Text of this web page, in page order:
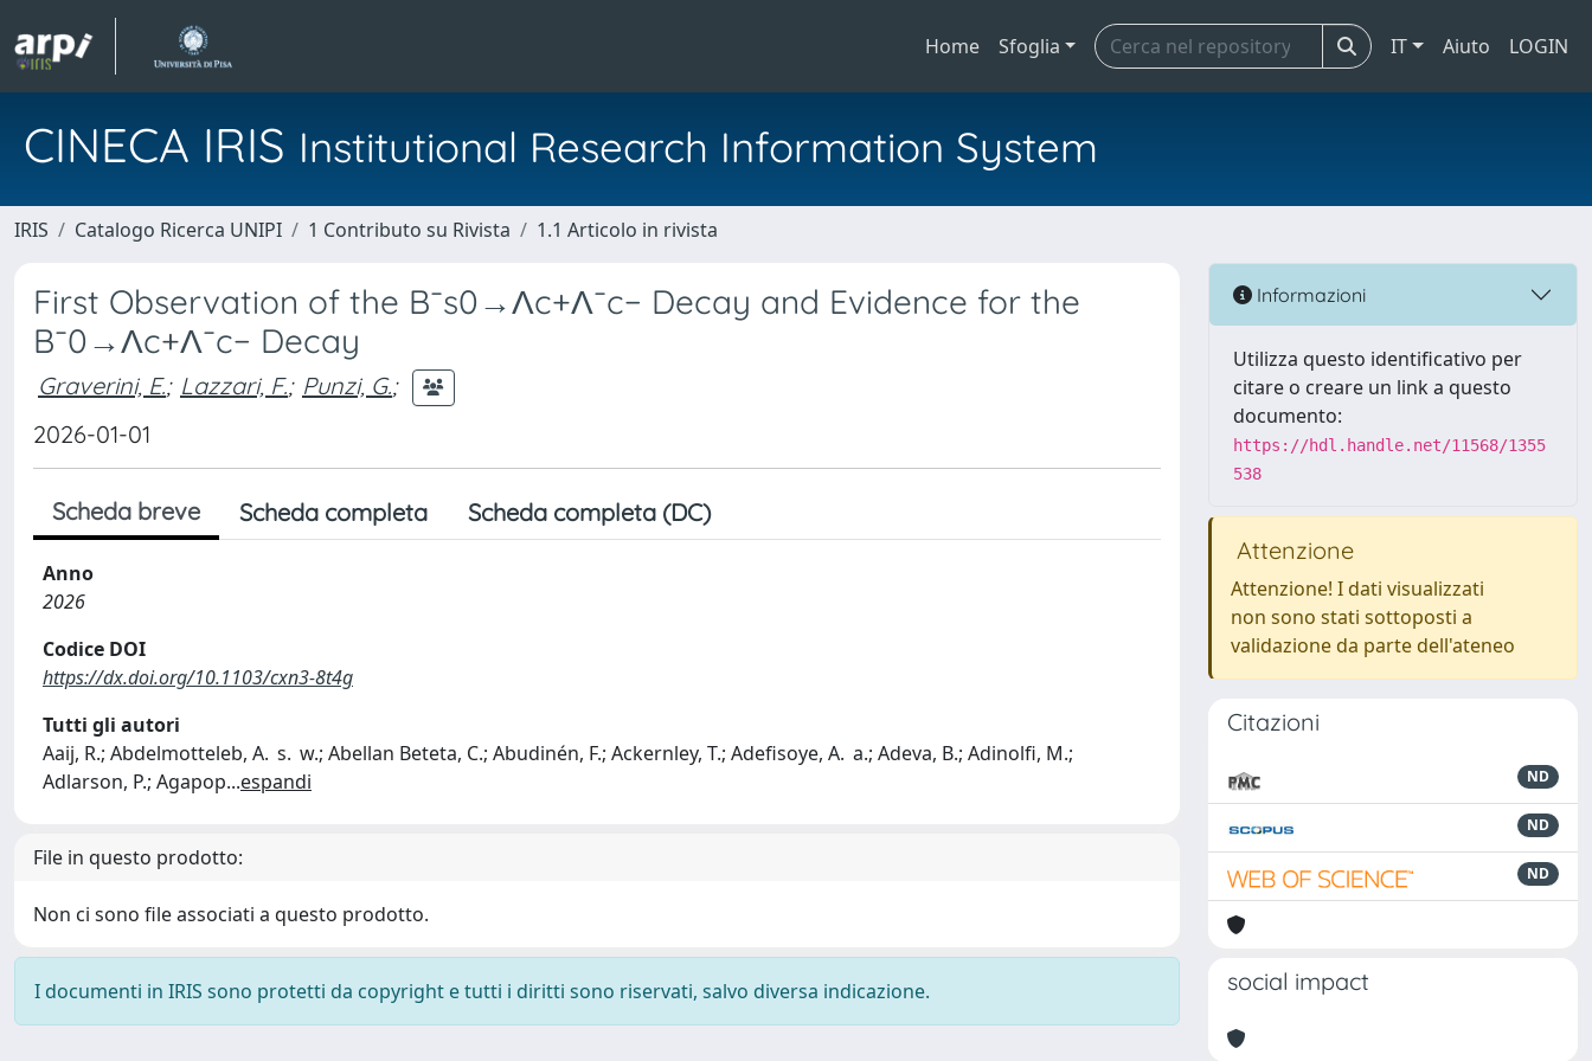
Home Sfoglia IT Aiuto LOGIN
CINECA IRIS Institutional Research Information System
IRIS Catalogo Ricerca UNIPI 1 Contributo su Rivista 1.1 Articolo in rivista
First Observation of the B¯s0→Λc+Λ¯c− Decay and Evidence for the
B¯0→Λc+Λ¯c− Decay
Graverini, E.; Lazzari, F.; Punzi, G.;
2026-01-01
Scheda breve Scheda completa Scheda completa (DC)
Anno
2026
Codice DOI
https://dx.doi.org/10.1103/cxn3-8t4g
Tutti gli autori
Aaij, R.; Abdelmotteleb, A. s. w.; Abellan Beteta, C.; Abudinén, F.; Ackernley, T.; Adefisoye, A. a.; Adeva, B.; Adinolfi, M.;
Adlarson, P.; Agapop...espandi
File in questo prodotto:
Non ci sono file associati a questo prodotto.
I documenti in IRIS sono protetti da copyright e tutti i diritti sono riservati, salvo diversa indicazione.
Informazioni
Utilizza questo identificativo per
citare o creare un link a questo
documento:
https://hdl.handle.net/11568/1355
538
Attenzione
Attenzione! I dati visualizzati
non sono stati sottoposti a
validazione da parte dell'ateneo
Citazioni
ND
ND
ND
social impact